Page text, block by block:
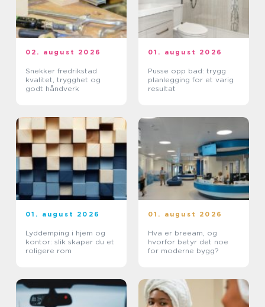
02. august 2026
Snekker fredrikstad
kvalitet, trygghet og
godt håndverk
01. august 2026
Pusse opp bad: trygg
planlegging for et varig
resultat
01. august 2026
Lyddemping i hjem og
kontor: slik skaper du et
roligere rom
01. august 2026
Hva er breeam, og
hvorfor betyr det noe
for moderne bygg?